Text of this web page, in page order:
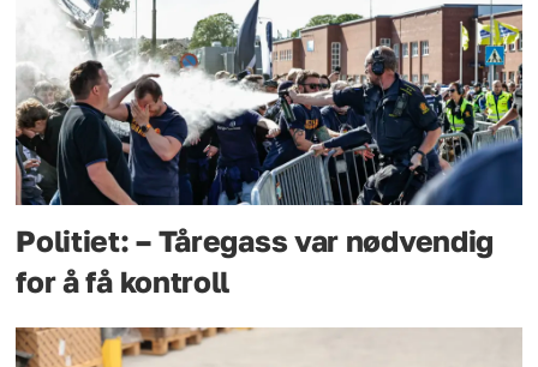
Politiet: – Tåregass var nødvendig
for å få kontroll